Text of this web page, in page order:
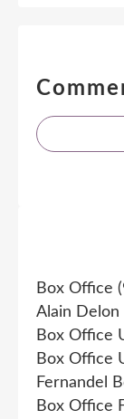
Box Office
Alain
Box Office
Box Office
Fernandel
Box Office